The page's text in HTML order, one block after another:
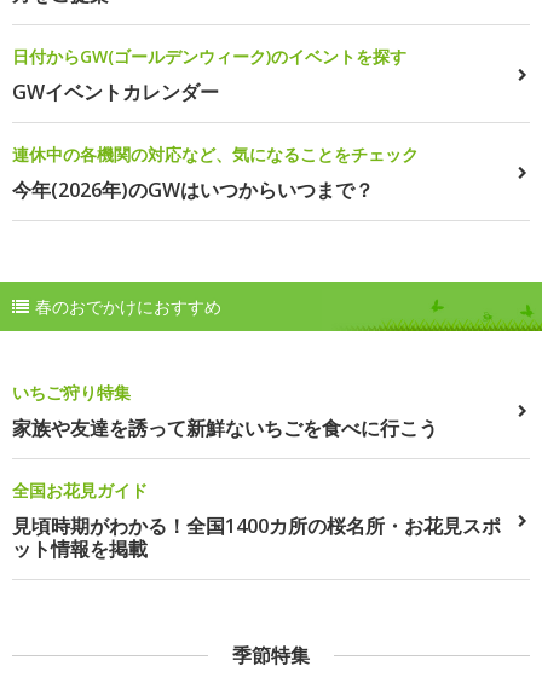
日付からGW(ゴールデンウィーク)のイベントを探す
GWイベントカレンダー
連休中の各機関の対応など、気になることをチェック
今年(2026年)のGWはいつからいつまで？
春のおでかけにおすすめ
いちご狩り特集
家族や友達を誘って新鮮ないちごを食べに行こう
全国お花見ガイド
見頃時期がわかる！全国1400カ所の桜名所・お花見スポ
ット情報を掲載
季節特集